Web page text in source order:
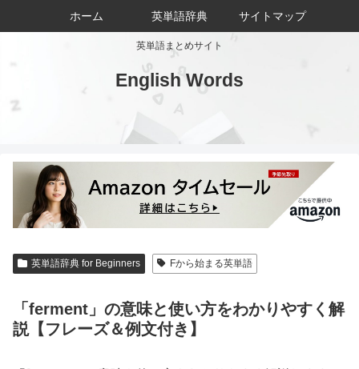
英単語まとめサイト
English Words
ホーム 英単語辞典 サイトマップ
英単語辞典 for Beginners Fから始まる英単語
「ferment」の意味と使い方をわかりやすく解
説【フレーズ＆例文付き】